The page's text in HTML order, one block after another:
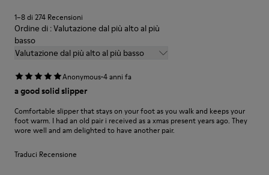
1–8 di 274 Recensioni
Ordine di : Valutazione dal più alto al più
basso
Valutazione dal più alto al più basso
Anonymous·4 anni fa
a good solid slipper
Comfortable slipper that stays on your foot as you walk and keeps your
foot warm. I had an old pair i received as a xmas present years ago. They
wore well and am delighted to have another pair.
Traduci Recensione